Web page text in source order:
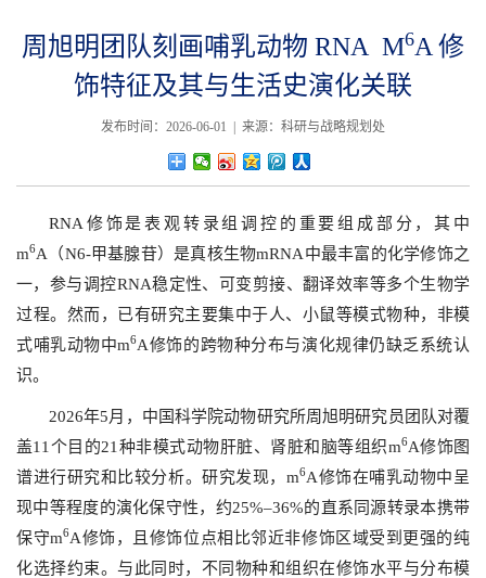
周旭明团队刻画哺乳动物 RNA M6A 修
饰特征及其与生活史演化关联
发布时间：2026-06-01 | 来源：科研与战略规划处
RNA修饰是表观转录组调控的重要组成部分，其中
m6A（N6-甲基腺苷）是真核生物mRNA中最丰富的化学修饰之
一，参与调控RNA稳定性、可变剪接、翻译效率等多个生物学
过程。然而，已有研究主要集中于人、小鼠等模式物种，非模
式哺乳动物中m6A修饰的跨物种分布与演化规律仍缺乏系统认
识。
2026年5月，中国科学院动物研究所周旭明研究员团队对覆
盖11个目的21种非模式动物肝脏、肾脏和脑等组织m6A修饰图
谱进行研究和比较分析。研究发现，m6A修饰在哺乳动物中呈
现中等程度的演化保守性，约25%–36%的直系同源转录本携带
保守m6A修饰，且修饰位点相比邻近非修饰区域受到更强的纯
化选择约束。与此同时，不同物种和组织在修饰水平与分布模